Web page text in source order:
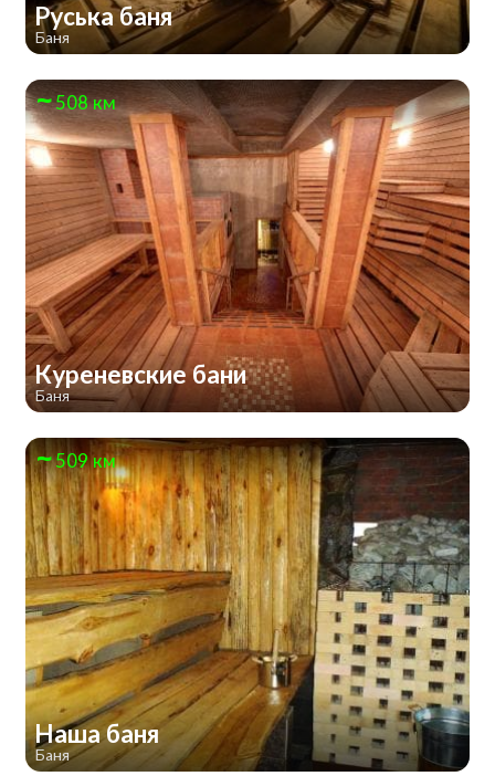
Руська баня
Баня
508 км
Куреневские бани
Баня
509 км
Наша баня
Баня